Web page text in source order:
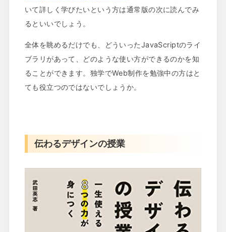
いて詳しく学びたいという方は通常版の次に読んでみ
るといいでしょう。
全体を眺めるだけでも、どういったJavaScriptのライ
ブラリがあって、どのような使い方ができるのかを知
ることができます。独学でWeb制作を勉強中の方はと
ても役立つのではないでしょうか。
伝わるデザインの授業